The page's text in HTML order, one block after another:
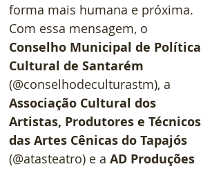
forma mais humana e próxima.
Com essa mensagem, o
Conselho Municipal de Política
Cultural de Santarém
(@conselhodeculturastm), a
Associação Cultural dos
Artistas, Produtores e Técnicos
das Artes Cênicas do Tapajós
(@atasteatro) e a AD Produções